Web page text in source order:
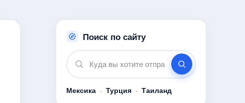
Поиск по сайту
Мексика · Турция · Таиланд